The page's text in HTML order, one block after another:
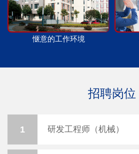
惬意的工作环境
招聘岗位
1 研发工程师（机械）